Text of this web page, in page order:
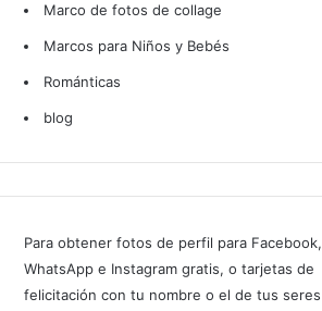
Marco de fotos de collage
Marcos para Niños y Bebés
Románticas
blog
Para obtener fotos de perfil para Facebook,
WhatsApp e Instagram gratis, o tarjetas de
felicitación con tu nombre o el de tus seres